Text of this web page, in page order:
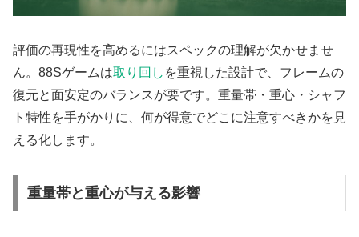
評価の再現性を高めるにはスペックの理解が欠かせませ
ん。88Sゲームは取り回し を重視した設計で、フレームの
復元と面安定のバランスが要です。重量帯・重心・シャフ
ト特性を手がかりに、何が得意でどこに注意すべきかを見
える化します。
重量帯と重心が与える影響